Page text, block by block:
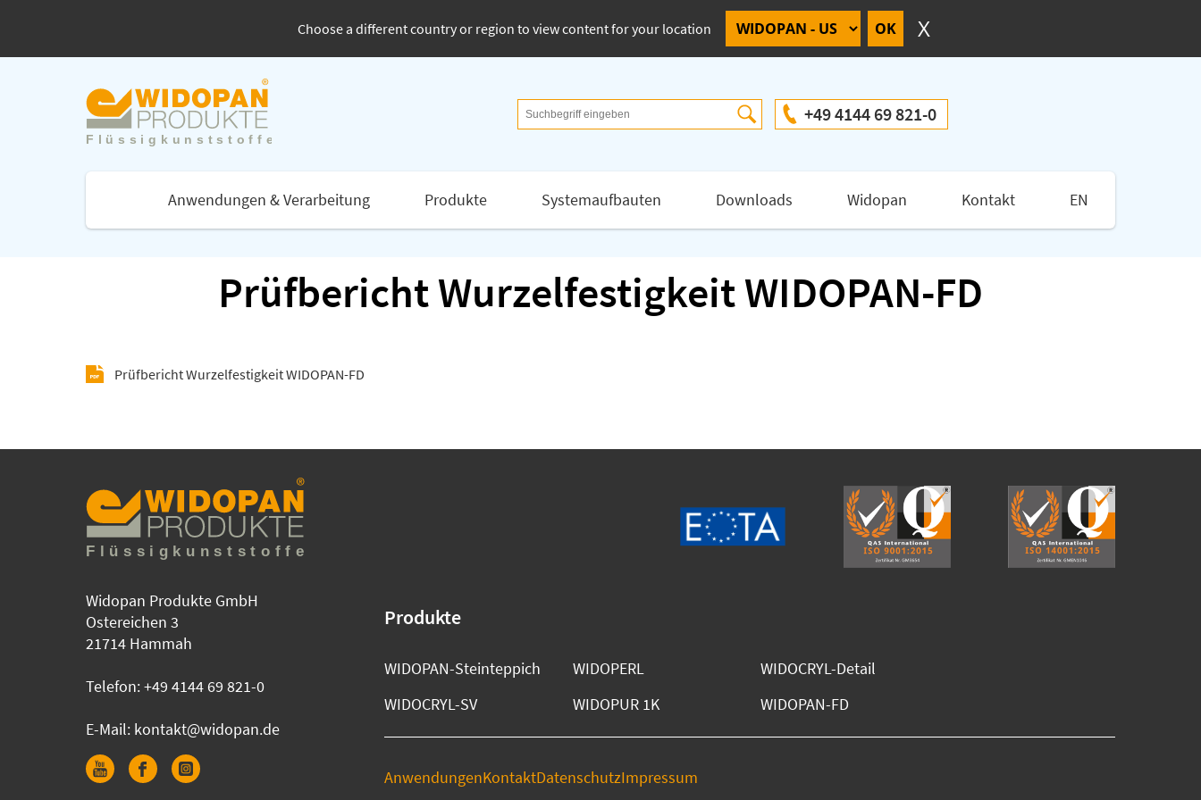
Choose a different country or region to view content for your location
+49 4144 69 821-0
Anwendungen & Verarbeitung Produkte Systemaufbauten Downloads Widopan Kontakt EN
Prüfbericht Wurzelfestigkeit WIDOPAN-FD
Prüfbericht Wurzelfestigkeit WIDOPAN-FD
Widopan Produkte GmbH
Ostereichen 3
21714 Hammah
Telefon:+49 4144 69 821-0
E-Mail: kontakt@widopan.de
Produkte
WIDOPAN-Steinteppich
WIDOCRYL-SV
WIDOPERL
WIDOPUR 1K
WIDOCRYL-Detail
WIDOPAN-FD
AnwendungenKontaktDatenschutzImpressum